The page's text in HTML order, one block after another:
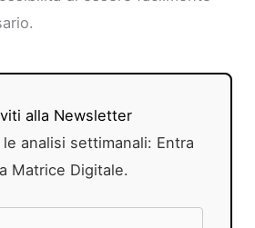
alla Newsletter
analisi settimanali: Entra
Matrice Digitale.